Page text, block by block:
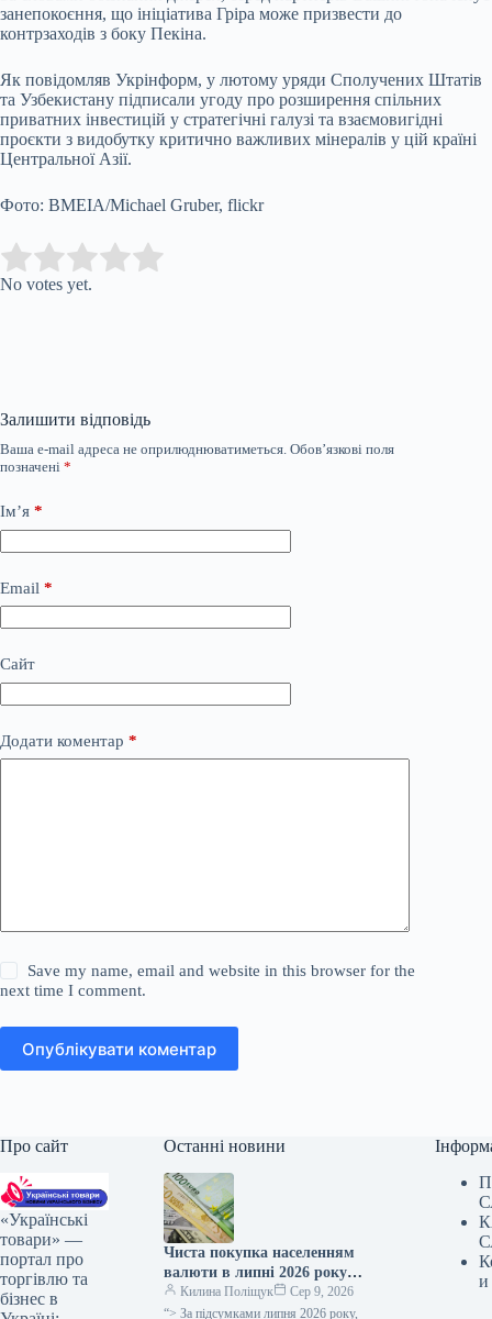
занепокоєння, що ініціатива Гріра може призвести до
контрзаходів з боку Пекіна.
Як повідомляв Укрінформ, у лютому уряди Сполучених Штатів
та Узбекистану підписали угоду про розширення спільних
приватних інвестицій у стратегічні галузі та взаємовигідні
проєкти з видобутку критично важливих мінералів у цій країні
Центральної Азії.
Фото: BMEIA/Michael Gruber, flickr
Rate this item:
No votes yet.
Залишити відповідь
Ваша e-mail адреса не оприлюднюватиметься. Обов’язкові поля
позначені *
Ім’я *
Email *
Сайт
Додати коментар *
Save my name, email and website in this browser for the
next time I comment.
Опублікувати коментар
Про сайт
«Українські
товари» —
портал про
торгівлю та
бізнес в
Останні новини
Чиста покупка населенням
валюти в липні 2026 року
скоротилася до 0,5 мільярда
доларів.
Килина Поліщук
Сер 9, 2026
“> За підсумками липня 2026 року,
и